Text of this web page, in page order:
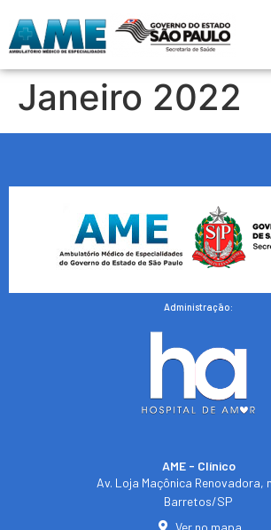
Janeiro 2022
Administração:
AME - Clínico​
Av. Loja Maçônica Renovadora,
Barretos/SP​
Ver no mapa